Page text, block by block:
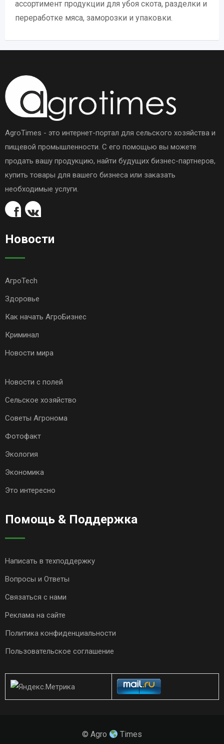
ассортимент продукции для убоя скота, разделки и
переработке мяса, заморозки и упаковки.
AgroTimes - это интернет-портал для сельского хозяйства и
пищевой промышленности. С его помощью вы можете
продать вашу продукцию, найти будущих бизнес-партнеров,
купить товары для вашего бизнеса или заказать
необходимые услуги.
Новости
АгроTech
Здоровье
Как начать АгроБизнес
Криминал
Новости мира
Новости с полей
Сельское хозяйство
Советы Агронома
Фотофакт
Экология
Экономика
Это интересно
Помощь & Поддержка
Написать в техподдержку
Вопросы и Ответы
Связаться с нами
Реклама на сайте
Политика конфиденциальности
Пользовательское соглашение
© Agro Times